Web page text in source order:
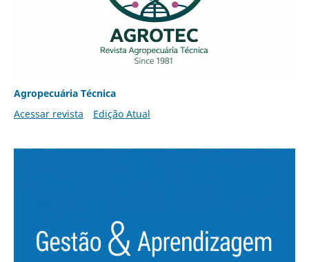
Agropecuária Técnica
Acessar revista
Edição Atual